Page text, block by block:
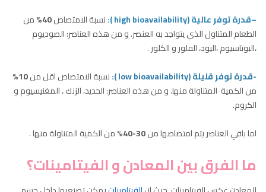
–قدرة توفر عالية (high bioavailability ): نسبة الامتصاص40% من
الطعام المتناول الذي يتواجد به العنصر. و من هذه العناصر: الصوديوم
،البوتاسيوم ،اليود، الفلور و الكلور .
-قدرة توفر قليلة (low bioavailability ):
نسبة الامتصاص اقل من10%
من الكمية المتناولة منها. و من هذه العناصر: الحديد، الزنك ، المغنيسيوم و
الكروم.
اما باقي العناصر يتم امتصاصها من
من الكمية المتناولة منها .
ما الفرق بين المعادن و الفيتامينات؟